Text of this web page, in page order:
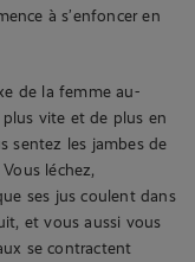
à s’enfoncer en
de la femme au-
vite et de plus en
sentez les jambes de
léchez,
ses jus coulent dans
et vous aussi vous
se contractent